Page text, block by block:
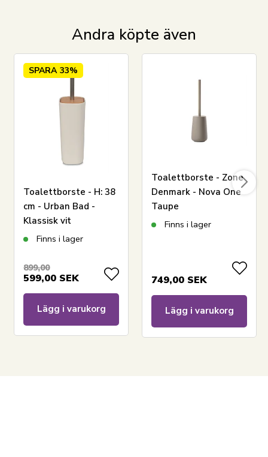
Se vårt utbud av handduktpaket
Se vårt utbud av förvaring för badrummet
Har du frågor om produkten?
Andra köpte även
SPARA 33%
Toalettborste - H: 38
cm - Urban Bad -
Klassisk vit
Finns i lager
899,00
599,00 SEK
Lägg i varukorg
Toalettborste - Zone
Denmark - Nova One
Taupe
Finns i lager
749,00 SEK
Lägg i varukorg